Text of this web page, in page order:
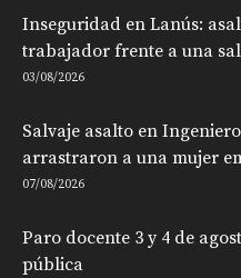
Inseguridad en Lanús:
trabajador frente a una
03/08/2026
Salvaje asalto en
arrastraron a una mujer
07/08/2026
Paro docente 3 y 4 de
pública